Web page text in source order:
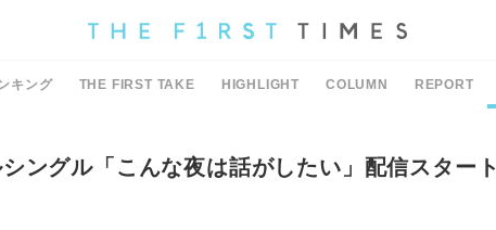
キング THE FIRST TAKE HIGHLIGHT COLUMN REPORT
ングル「こんな夜は話がしたい」配信スタート